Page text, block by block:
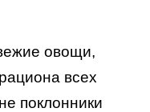
овощи,
всех
поклонники